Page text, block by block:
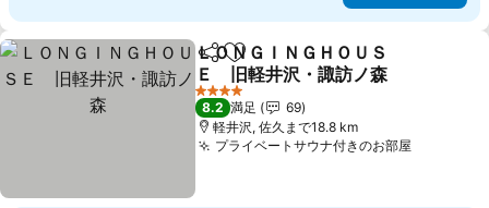
シェアお気に入りに追加
ＬＯＮＧＩＮＧＨＯＵＳ
Ｅ 旧軽井沢・諏訪ノ森
料金を表示
4 ホテルのランク
8.2 満足
69
軽井沢, 佐久まで18.8 km
プライベートサウナ付きのお部屋料金を表